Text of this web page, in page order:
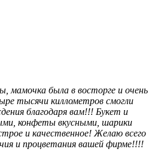
мамочка была в восторге и очень
тысячи киллометров смогли
благодаря вам!!! Букет и
конфеты вкусными, шарики
и качественное! Желаю всего
и процветания вашей фирме!!!!